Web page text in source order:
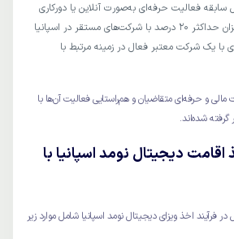
فعالیت حرفه‌ای به‌صورت آنلاین یا دورکاری
مستقر در اسپانیا
با یک شرکت معتبر فعال در زمینه مرتبط با
مالی و حرفه‌ای متقاضیان و هم‌راستایی فعالیت آن‌ها با
گرفته شده‌اند.
دیجیتال نومد اسپانیا با
فرآیند اخذ ویزای دیجیتال نومد اسپانیا شامل موارد زیر